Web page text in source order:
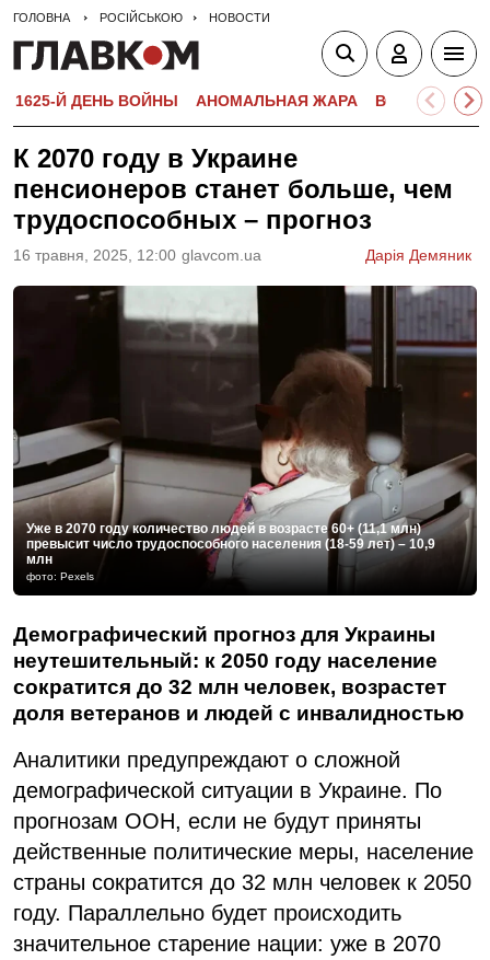
ГОЛОВНА РОСІЙСЬКОЮ НОВОСТИ
1625-Й ДЕНЬ ВОЙНЫ АНОМАЛЬНАЯ ЖАРА
К 2070 году в Украине
пенсионеров станет больше, чем
трудоспособных – прогноз
16 травня, 2025, 12:00 glavcom.ua Дарія Демяник
Уже в 2070 году количество людей в возрасте 60+ (11,1 млн)
превысит число трудоспособного населения (18-59 лет) – 10,9
млн
фото: Pexels
Демографический прогноз для Украины
неутешительный: к 2050 году население
сократится до 32 млн человек, возрастет
доля ветеранов и людей с инвалидностью
Аналитики предупреждают о сложной
демографической ситуации в Украине. По
прогнозам ООН, если не будут приняты
действенные политические меры, население
страны сократится до 32 млн человек к 2050
году. Параллельно будет происходить
значительное старение нации: уже в 2070